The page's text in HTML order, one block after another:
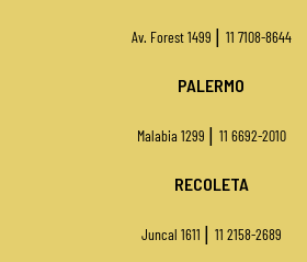
Av. Forest 1499 11 7108-8644
PALERMO
Malabia 1299 11 6692-2010
RECOLETA
Juncal 1611 11 2158-2689